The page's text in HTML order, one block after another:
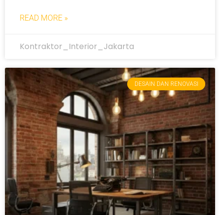
READ MORE »
Kontraktor_Interior_Jakarta
DESAIN DAN RENOVASI